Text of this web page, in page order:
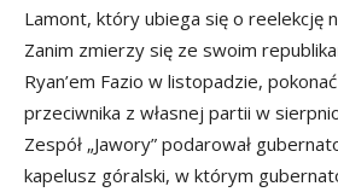
Lamont, który ubiega się o reelekcję
Zanim zmierzy się ze swoim
Ryan’em Fazio w listopadzie,
przeciwnika z własnej partii w
Zespół „Jawory” podarował
kapelusz góralski, w którym